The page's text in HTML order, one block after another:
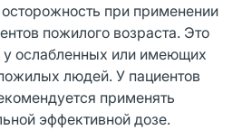
при применении
пожилого возраста. Это
у ослабленных или имеющих
людей. У пациентов
применять
эффективной дозе.